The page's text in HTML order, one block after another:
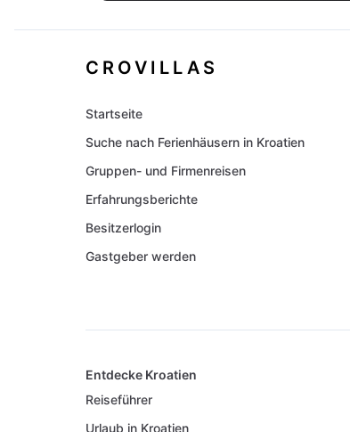
CROVILLAS
Startseite
Suche nach Ferienhäusern in Kroatien
Gruppen- und Firmenreisen
Erfahrungsberichte
Besitzerlogin
Gastgeber werden
Entdecke Kroatien
Reiseführer
Urlaub in Kroatien